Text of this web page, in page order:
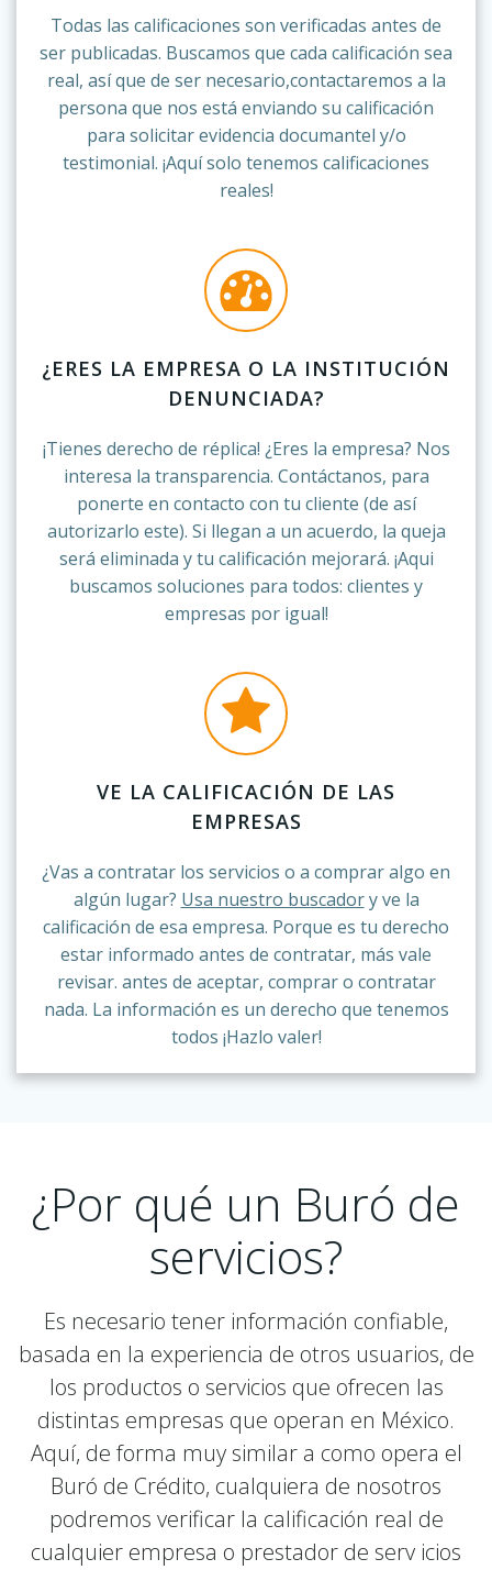
Todas las calificaciones son verificadas antes de
ser publicadas. Buscamos que cada calificación sea
real, así que de ser necesario,contactaremos a la
persona que nos está enviando su calificación
para solicitar evidencia documantel y/o
testimonial. ¡Aquí solo tenemos calificaciones
reales!
¿ERES LA EMPRESA O LA INSTITUCIÓN
DENUNCIADA?
¡Tienes derecho de réplica! ¿Eres la empresa? Nos
interesa la transparencia. Contáctanos, para
ponerte en contacto con tu cliente (de así
autorizarlo este). Si llegan a un acuerdo, la queja
será eliminada y tu calificación mejorará. ¡Aqui
buscamos soluciones para todos: clientes y
empresas por igual!
VE LA CALIFICACIÓN DE LAS
EMPRESAS
¿Vas a contratar los servicios o a comprar algo en
algún lugar? Usa nuestro buscadory ve la
calificación de esa empresa. Porque es tu derecho
estar informado antes de contratar, más vale
revisar. antes de aceptar, comprar o contratar
nada. La información es un derecho que tenemos
todos ¡Hazlo valer!
¿Por qué un Buró de
servicios?
Es necesario tener información confiable,
basada en la experiencia de otros usuarios, de
los productos o servicios que ofrecen las
distintas empresas que operan en México.
Aquí, de forma muy similar a como opera el
Buró de Crédito, cualquiera de nosotros
podremos verificar la calificación real de
cualquier empresa o prestador de serv icios